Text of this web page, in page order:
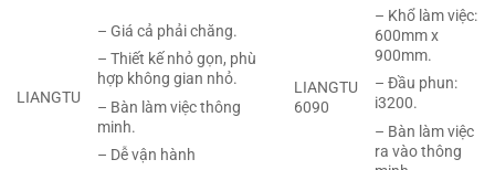
LIANGTU
– Giá cả phải chăng.
– Thiết kế nhỏ gọn, phù
hợp không gian nhỏ.
– Bàn làm việc thông
minh.
– Dễ vận hành
LIANGTU
6090
– Khổ làm việc:
600mm x
900mm.
– Đầu phun:
i3200.
– Bàn làm việc
ra vào thông